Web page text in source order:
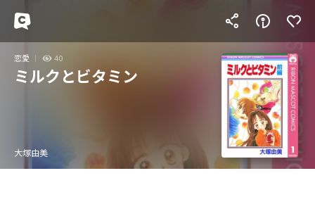
恋愛 40
ミルクとビタミン
大塚由美